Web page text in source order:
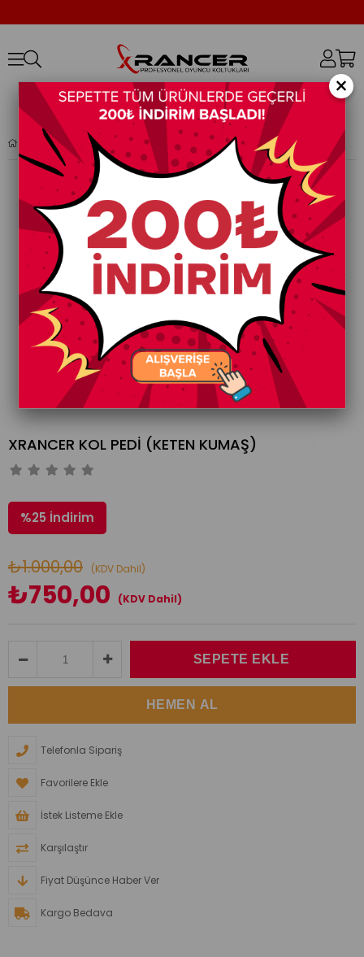
XRANCER KOL PEDİ (KETEN KUMAŞ)
%25 İndirim
₺1.000,00 (KDV Dahil)
₺750,00 (KDV Dahil)
Telefonla Sipariş
Favorilere Ekle
İstek Listeme Ekle
Karşılaştır
Fiyat Düşünce Haber Ver
Kargo Bedava
×